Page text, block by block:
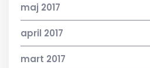
maj 2017
april 2017
mart 2017